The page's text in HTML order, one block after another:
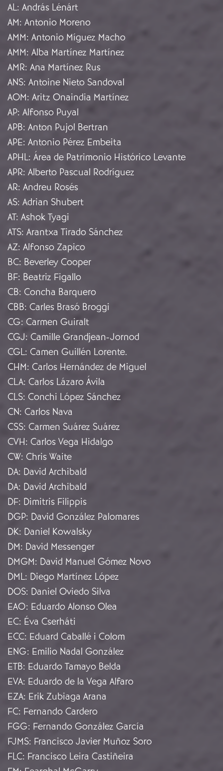
AL: András Lénárt
AM: Antonio Moreno
AMM: Antonio Míguez Macho
AMM: Alba Martínez Martínez
AMR: Ana Martínez Rus
ANS: Antoine Nieto Sandoval
AOM: Aritz Onaindia Martínez
AP: Alfonso Puyal
APB: Anton Pujol Bertran
APE: Antonio Pérez Embeita
APHL: Área de Patrimonio Histórico Levante
APR: Alberto Pascual Rodríguez
AR: Andreu Rosés
AS: Adrian Shubert
AT: Ashok Tyagi
ATS: Arantxa Tirado Sánchez
AZ: Alfonso Zapico
BC: Beverley Cooper
BF: Beatriz Figallo
CB: Concha Barquero
CBB: Carles Brasó Broggi
CG: Carmen Guiralt
CGJ: Camille Grandjean-Jornod
CGL: Camen Guillén Lorente.
CHM: Carlos Hernández de Miguel
CLA: Carlos Lázaro Ávila
CLS: Conchi López Sánchez
CN: Carlos Nava
CSS: Carmen Suárez Suárez
CVH: Carlos Vega Hidalgo
CW: Chris Waite
DA: David Archibald
DA: David Archibald
DF: Dimitris Filippis
DGP: David González Palomares
DK: Daniel Kowalsky
DM: David Messenger
DMGM: David Manuel Gómez Novo
DML: Diego Martínez López
DOS: Daniel Oviedo Silva
EAO: Eduardo Alonso Olea
EC: Éva Cserháti
ECC: Eduard Caballé i Colom
ENG: Emilio Nadal González
ETB: Eduardo Tamayo Belda
EVA: Eduardo de la Vega Alfaro
EZA: Erik Zubiaga Arana
FC: Fernando Cardero
FGG: Fernando González García
FJMS: Francisco Javier Muñoz Soro
FLC: Francisco Leira Castiñeira